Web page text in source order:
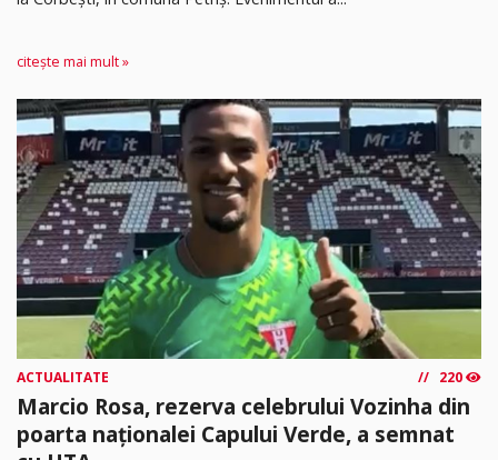
citește mai mult »
ACTUALITATE 220
Marcio Rosa, rezerva celebrului Vozinha din
poarta naționalei Capului Verde, a semnat